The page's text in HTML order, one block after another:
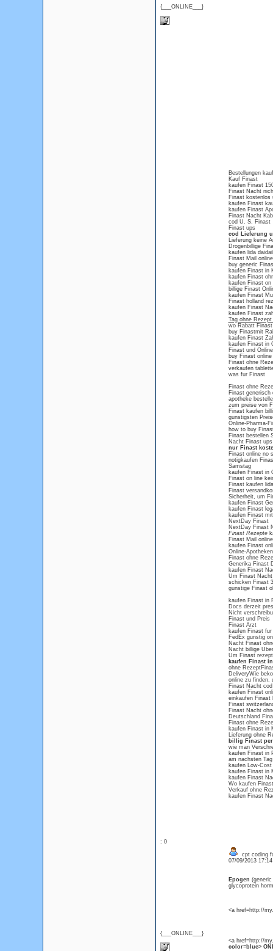
{___ONLINE___}
Bestellungen
Kauf Finast
kaufen Finast
Finast Nacht
Finast kostenlos
kaufen Finast
kaufen Finast
Finast Nacht
cod U. S. Finast
Finast ups
cod Lieferung
Lieferung keine
Drogenbillige
kaufen lida
Finast Mail online
buy generic
kaufen Finast in
kaufen Finast
kaufen Finast on
billige Finast
kaufen Finast
Finast holland
kaufen Finast
kaufen Finast
Tag ohne
wo Rabatt
buy Finastmit
kaufen Finast
kaufen Finast in
Finast und
buy Finast
Finast ohne
verkaufen
was fur Finast
Finast ohne
Finast generisch
apotheke
zum preise von
Finast kaufen
gunstigsten
Online-Pharma-
how to buy
Finast bestellen
Nacht Finast
nur Finast
Finast online no
notigkaufen
Samstag
kaufen Finast in
Finast on line
Finast kaufen
Finast
Sicherheit, um
kaufen Finast
kaufen Finast
kaufen Finast
NextDay Finast
NextDay Finast
Finast Rezepte
Finast Mail online
kaufen Finast
Online-
Finast ohne
Generika Finast
kaufen Finast
Um Finast Nacht
schicken Finast
gunstige Finast
kaufen Finast in
Docs derzeit
Nicht
Finast und Preis
Finast Arzt
kaufen Finast
FedEx gunstig
Nacht Finast
Nacht billige
Um Finast
kaufen Finast
ohne
DeliveryWie
online zu finden,
Finast Nacht
kaufen Finast
einkaufen Finast
Finast
Finast Nacht
Deutschland
Finast ohne
kaufen Finast in
Lieferung ohne
billig Finast
wie man
kaufen Finast in
am nachsten
kaufen Low-
kaufen Finast in
kaufen Finast
Wo kaufen
Verkauf ohne
kaufen Finast
: 0
{___ONLINE___}
cpt coding
07/09/2013
Epogen
glycoprotein
<a href=http://
<a href=http://
color=blue>